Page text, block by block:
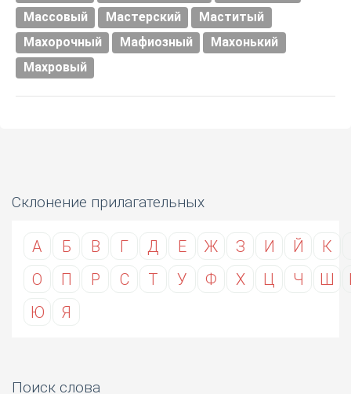
Массовый Мастерский
Маститый
Махорочный
Мафиозный
Махонький
Махровый
Склонение прилагательных
А Б В Г Д Е Ж З И Й К
О
П Р С Т У Ф Х Ц Ч Ш
Ю
Я
Поиск слова